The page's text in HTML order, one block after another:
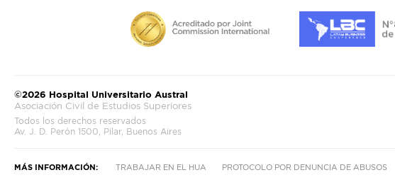
©2026 Hospital Universitario Austral
Asociación Civil de Estudios Superiores
Todos los derechos reservados
Av. J. D. Perón 1500, Pilar, Buenos Aires
MÁS INFORMACIÓN: TRABAJAR EN EL HUA PROTOCOLO POR DENUNCIA DE ABUSOS